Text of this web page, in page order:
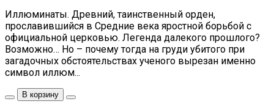
Иллюминаты. Древний, таинственный орден,
прославившийся в Средние века яростной борьбой с
официальной церковью. Легенда далекого прошлого?
Возможно… Но – почему тогда на груди убитого при
загадочных обстоятельствах ученого вырезан именно
символ иллюм...
В корзину